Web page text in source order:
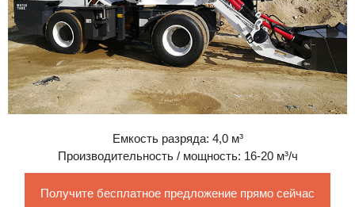
Емкость разряда: 4,0 м³
Производительность / мощность: 16-20 м³/ч
Получите бесплатное предложение прямо сейчас